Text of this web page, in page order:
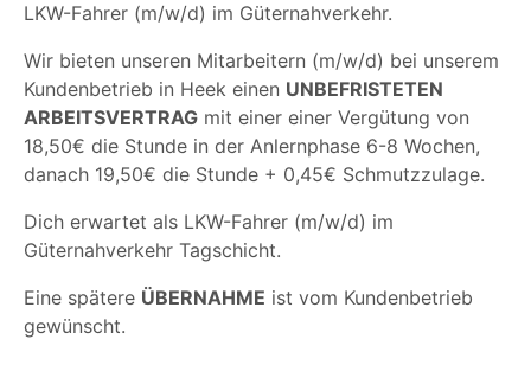
LKW-Fahrer (m/w/d) im Güternahverkehr.
Wir bieten unseren Mitarbeitern (m/w/d) bei unserem
Kundenbetrieb in Heek einen UNBEFRISTETEN
ARBEITSVERTRAG mit einer einer Vergütung von
18,50€ die Stunde in der Anlernphase 6-8 Wochen,
danach 19,50€ die Stunde + 0,45€ Schmutzzulage.
Dich erwartet als LKW-Fahrer (m/w/d) im
Güternahverkehr Tagschicht.
Eine spätere ÜBERNAHME ist vom Kundenbetrieb
gewünscht.